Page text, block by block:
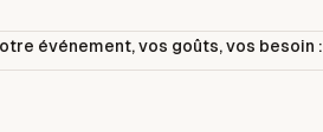
événement, vos goûts, vos besoin :